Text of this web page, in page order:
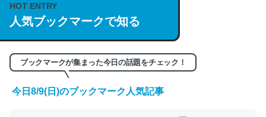
https://isobe324649.hatenablog.com/entry/2023/03/27
/064121
─GPTの仕組みと限界についての考察（１） - conceptualization
HOT ENTRY
人気ブックマークで知る
ブックマークが集まった今日の話題をチェック！
今日8/9(日)のブックマーク人気記事